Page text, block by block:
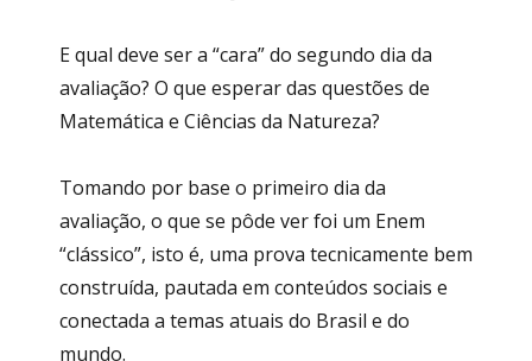
E qual deve ser a “cara” do segundo dia da
avaliação? O que esperar das questões de
Matemática e Ciências da Natureza?
Tomando por base o primeiro dia da
avaliação, o que se pôde ver foi um Enem
“clássico”, isto é, uma prova tecnicamente bem
construída, pautada em conteúdos sociais e
conectada a temas atuais do Brasil e do
mundo.